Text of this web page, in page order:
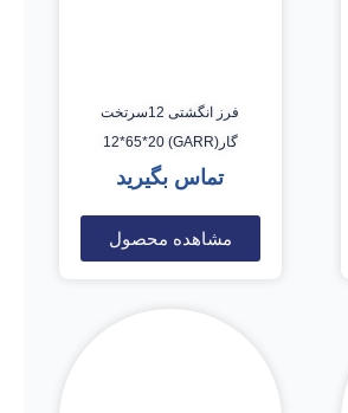
فرز انگشتی 12سرتخت
گار(GARR) 12*65*20
تماس بگیرید
مشاهده محصول